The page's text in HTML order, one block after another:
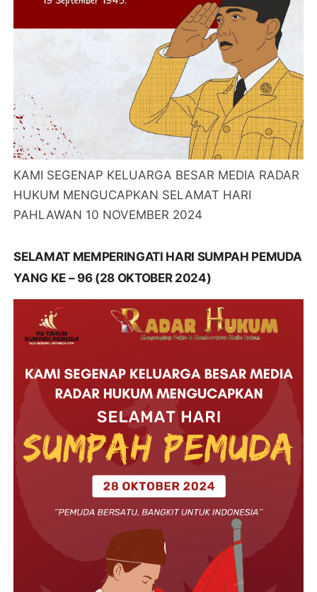
KAMI SEGENAP KELUARGA BESAR MEDIA RADAR
HUKUM MENGUCAPKAN SELAMAT HARI
PAHLAWAN 10 NOVEMBER 2024
SELAMAT MEMPERINGATI HARI SUMPAH PEMUDA
YANG KE – 96 (28 OKTOBER 2024)